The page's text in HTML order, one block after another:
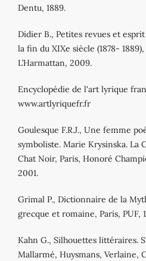
Dentu, 1889.
Didier B., Petites revues et
la fin du XIXe siècle (1878- 1889),
L’Harmattan, 2009.
Encyclopédie de l'art lyrique
www.artlyriquefr.fr
Goulesque F.R.J., Une femme
symboliste. Marie Krysinska. La
Chat Noir, Paris, Honoré
2001.
Grimal P., Dictionnaire de la
grecque et romaine, Paris, PUF,
Kahn G., Silhouettes littéraires.
Mallarmé, Huysmans, Verlaine,